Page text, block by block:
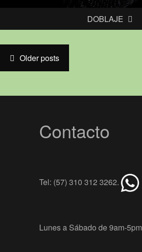
DOBLAJE
Post navigation
Older posts
Contacto
Tel: (57) 310 312 3262.
Lunes a Sábado de 9am-5pm